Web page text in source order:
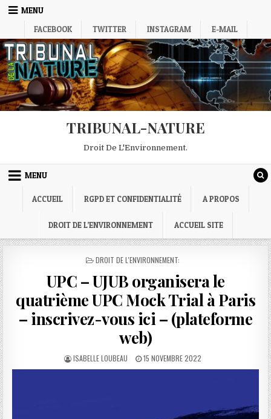
Skip
MENU
FACEBOOK
TWITTER INSTAGRAM E-MAIL
TRIBUNAL-NATURE
Droit De L'Environnement.
MENU
ACCUEIL RGPD ET CONFIDENTIALITÉ A PROPOS
DROIT DE L’ENVIRONNEMENT ACCUEIL SITE
POSTED
DROIT DE L'ENVIRONNEMENT:
UPC – UJUB organisera le
quatrième UPC Mock Trial à Paris
– inscrivez-vous ici – (plateforme
web)
AUTHOR:
ISABELLE LOUBEAU
PUBLISHED
DATE:
15 NOVEMBRE 2022